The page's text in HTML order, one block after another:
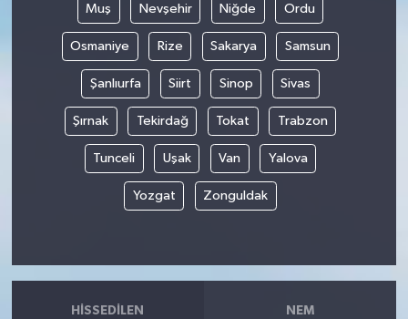
Muş Nevşehir Niğde Ordu
Osmaniye Rize Sakarya Samsun
Şanlıurfa Siirt Sinop Sivas
Şırnak Tekirdağ Tokat Trabzon
Tunceli Uşak Van Yalova
Yozgat Zonguldak
HISSEDILEN NEM